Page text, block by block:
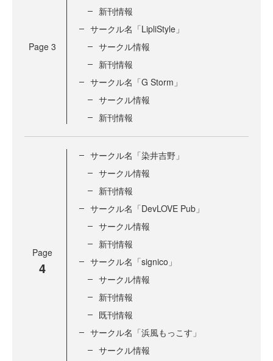
Page 3
新刊情報
サークル名「LipliStyle」
サークル情報
新刊情報
サークル名「G Storm」
サークル情報
新刊情報
Page
4
サークル名「染井吉野」
サークル情報
新刊情報
サークル名「DevLOVE Pub」
サークル情報
新刊情報
サークル名「signico」
サークル情報
新刊情報
既刊情報
サークル名「浜風もっこす」
サークル情報